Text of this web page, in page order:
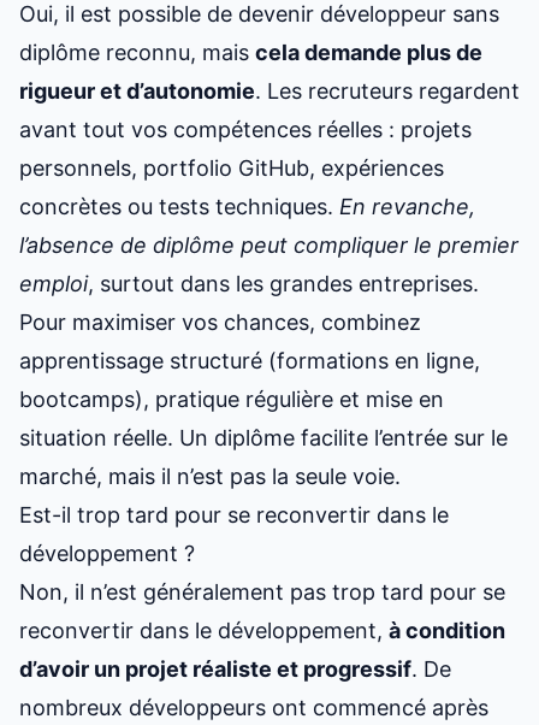
Oui, il est possible de devenir développeur sans
diplôme reconnu, mais cela demande plus de
rigueur et d’autonomie. Les recruteurs regardent
avant tout vos compétences réelles : projets
personnels, portfolio GitHub, expériences
concrètes ou tests techniques. En revanche,
l’absence de diplôme peut compliquer le premier
emploi, surtout dans les grandes entreprises.
Pour maximiser vos chances, combinez
apprentissage structuré (formations en ligne,
bootcamps), pratique régulière et mise en
situation réelle. Un diplôme facilite l’entrée sur le
marché, mais il n’est pas la seule voie.
Est-il trop tard pour se reconvertir dans le
développement ?
Non, il n’est généralement pas trop tard pour se
reconvertir dans le développement, à condition
d’avoir un projet réaliste et progressif. De
nombreux développeurs ont commencé après